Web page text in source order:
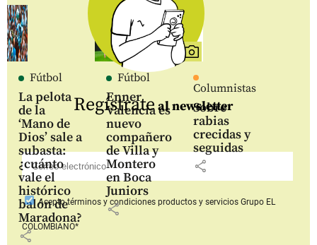
Fútbol
La pelota
de la
‘Mano de
Dios’ sale a
subasta:
¿cuánto
vale el
histórico
balón de
Maradona?
share
Fútbol
Enner
Valencia es
nuevo
compañero
de Villa y
Montero
en Boca
Juniors
share
Columnistas
Sobre
rabias
crecidas y
seguidas
share
Regístrateal newsletter
Aceptotérminos y condiciones productos y serviciosGrupo EL
COLOMBIANO*